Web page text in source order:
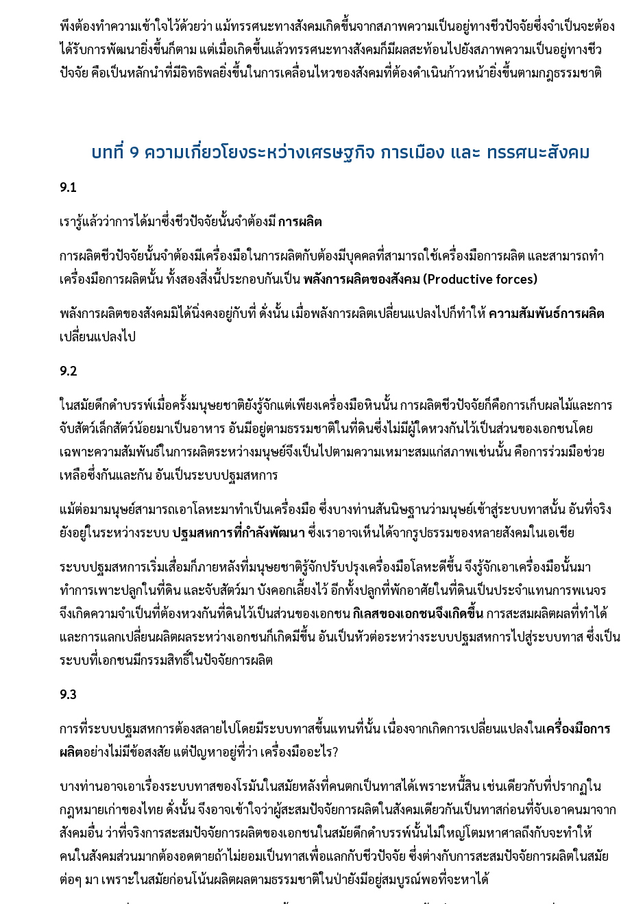
พึงต้องทำความเข้าใจไว้ด้วยว่า แม้ทรรศนะทางสังคมเกิดขึ้นจากสภาพความเป็นอยู่ทางชีวปัจจัยซึ่งจำเป็นจะต้อง
ได้รับการพัฒนายิ่งขึ้นก็ตาม แต่เมื่อเกิดขึ้นแล้วทรรศนะทางสังคมก็มีผลสะท้อนไปยังสภาพความเป็นอยู่ทางชีว
ปัจจัย คือเป็นหลักนำที่มีอิทธิพลยิ่งขึ้นในการเคลื่อนไหวของสังคมที่ต้องดำเนินก้าวหน้ายิ่งขึ้นตามกฎธรรมชาติ
บทที่ 9 ความเกี่ยวโยงระหว่างเศรษฐกิจ การเมือง และ ทรรศนะสังคม
9.1
เรารู้แล้วว่าการได้มาซึ่งชีวปัจจัยนั้นจำต้องมีการผลิต
การผลิตชีวปัจจัยนั้นจำต้องมีเครื่องมือในการผลิตกับต้องมีบุคคลที่สามารถใช้เครื่องมือการผลิต และสามารถทำ
เครื่องมือการผลิตนั้น ทั้งสองสิ่งนี้ประกอบกันเป็น พลังการผลิตของสังคม (Productive forces)
พลังการผลิตของสังคมมิได้นิ่งคงอยู่กับที่ ดั่งนั้น เมื่อพลังการผลิตเปลี่ยนแปลงไปก็ทำให้ ความสัมพันธ์การผลิต
เปลี่ยนแปลงไป
9.2
ในสมัยดึกดำบรรพ์เมื่อครั้งมนุษยชาติยังรู้จักแต่เพียงเครื่องมือหินนั้น การผลิตชีวปัจจัยก็คือการเก็บผลไม้และการ
จับสัตว์เล็กสัตว์น้อยมาเป็นอาหาร อันมีอยู่ตามธรรมชาติในที่ดินซึ่งไม่มีผู้ใดหวงกันไว้เป็นส่วนของเอกชนโดย
เฉพาะความสัมพันธ์ในการผลิตระหว่างมนุษย์จึงเป็นไปตามความเหมาะสมแก่สภาพเช่นนั้น คือการร่วมมือช่วย
เหลือซึ่งกันและกัน อันเป็นระบบปฐมสหการ
แม้ต่อมามนุษย์สามารถเอาโลหะมาทำเป็นเครื่องมือ ซึ่งบางท่านสันนิษฐานว่ามนุษย์เข้าสู่ระบบทาสนั้น อันที่จริง
ยังอยู่ในระหว่างระบบ ปฐมสหการที่กำลังพัฒนา ซึ่งเราอาจเห็นได้จากรูปธรรมของหลายสังคมในเอเชีย
ระบบปฐมสหการเริ่มเสื่อมก็ภายหลังที่มนุษยชาติรู้จักปรับปรุงเครื่องมือโลหะดีขึ้น จึงรู้จักเอาเครื่องมือนั้นมา
ทำการเพาะปลูกในที่ดิน และจับสัตว์มา บังคอกเลี้ยงไว้ อีกทั้งปลูกที่พักอาศัยในที่ดินเป็นประจำแทนการพเนจร
จึงเกิดความจำเป็นที่ต้องหวงกันที่ดินไว้เป็นส่วนของเอกชนกิเลสของเอกชนจึงเกิดขึ้น การสะสมผลิตผลที่ทำได้
และการแลกเปลี่ยนผลิตผลระหว่างเอกชนก็เกิดมีขึ้น อันเป็นหัวต่อระหว่างระบบปฐมสหการไปสู่ระบบทาส ซึ่งเป็น
ระบบที่เอกชนมีกรรมสิทธิ์ในปัจจัยการผลิต
9.3
การที่ระบบปฐมสหการต้องสลายไปโดยมีระบบทาสขึ้นแทนที่นั้น เนื่องจากเกิดการเปลี่ยนแปลงในเครื่องมือการ
ผลิตอย่างไม่มีข้อสงสัย แต่ปัญหาอยู่ที่ว่า เครื่องมืออะไร?
บางท่านอาจเอาเรื่องระบบทาสของโรมันในสมัยหลังที่คนตกเป็นทาสได้เพราะหนี้สิน เช่นเดียวกับที่ปรากฏใน
กฎหมายเก่าของไทย ดั่งนั้น จึงอาจเข้าใจว่าผู้สะสมปัจจัยการผลิตในสังคมเดียวกันเป็นทาสก่อนที่จับเอาคนมาจาก
สังคมอื่น ว่าที่จริงการสะสมปัจจัยการผลิตของเอกชนในสมัยดึกดำบรรพ์นั้นไม่ใหญ่โตมหาศาลถึงกับจะทำให้
คนในสังคมส่วนมากต้องอดตายถ้าไม่ยอมเป็นทาสเพื่อแลกกับชีวปัจจัย ซึ่งต่างกับการสะสมปัจจัยการผลิตในสมัย
ต่อๆ มา เพราะในสมัยก่อนโน้นผลิตผลตามธรรมชาติในป่ายังมีอยู่สมบูรณ์พอที่จะหาได้